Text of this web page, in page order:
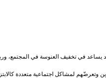
يساعد في تخفيف العنوسة في المجتمع،
لمشاكل اجتماعية متعددة